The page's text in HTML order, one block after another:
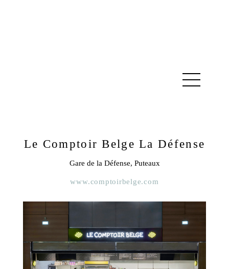
Le Comptoir Belge La Défense
Gare de la Défense, Puteaux
www.comptoirbelge.com